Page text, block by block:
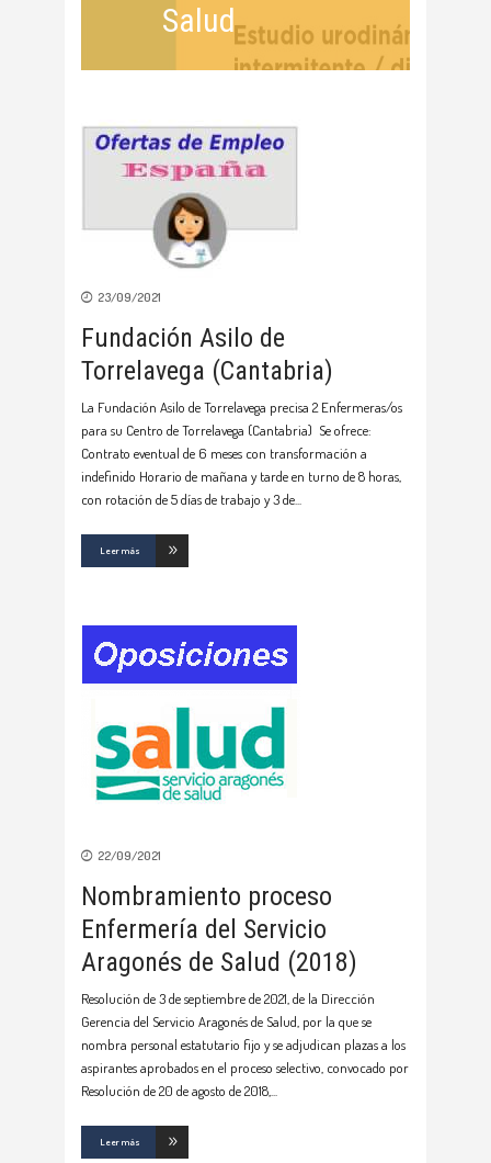
Salud
23/09/2021
Fundación Asilo de
Torrelavega (Cantabria)
La Fundación Asilo de Torrelavega precisa 2 Enfermeras/os
para su Centro de Torrelavega (Cantabria) Se ofrece:
Contrato eventual de 6 meses con transformación a
indefinido Horario de mañana y tarde en turno de 8 horas,
con rotación de 5 días de trabajo y 3 de
Leer más
22/09/2021
Nombramiento proceso
Enfermería del Servicio
Aragonés de Salud (2018)
Resolución de 3 de septiembre de 2021, de la Dirección
Gerencia del Servicio Aragonés de Salud, por la que se
nombra personal estatutario fijo y se adjudican plazas a los
aspirantes aprobados en el proceso selectivo, convocado por
Resolución de 20 de agosto de 2018,
Leer más